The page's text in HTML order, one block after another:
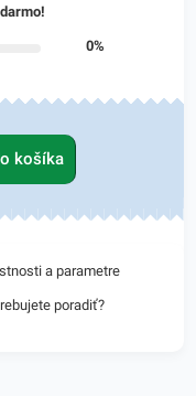
0%
košíka
a parametre
poradiť?